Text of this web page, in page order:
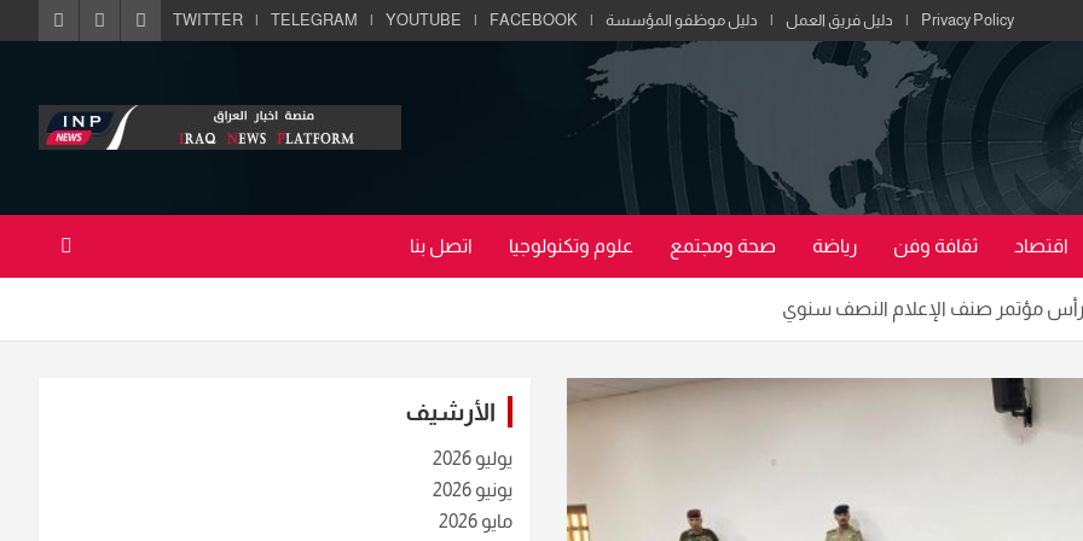
Privacy Policy دليل فريق العمل دليل موظفو المؤسسة FACEBOOK
YOUTUBE
TELEGRAM
TWITTER
اقتصاد ثقافة وفن رياضة صحة ومجتمع علوم وتكنولوجيا اتصل بنا
مؤتمر صنف الإعلام النصف سنوي
الأرشيف
يوليو 2026
يونيو 2026
مايو 2026